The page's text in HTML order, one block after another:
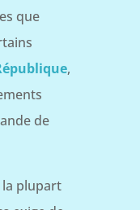
que
,
de
la plupart